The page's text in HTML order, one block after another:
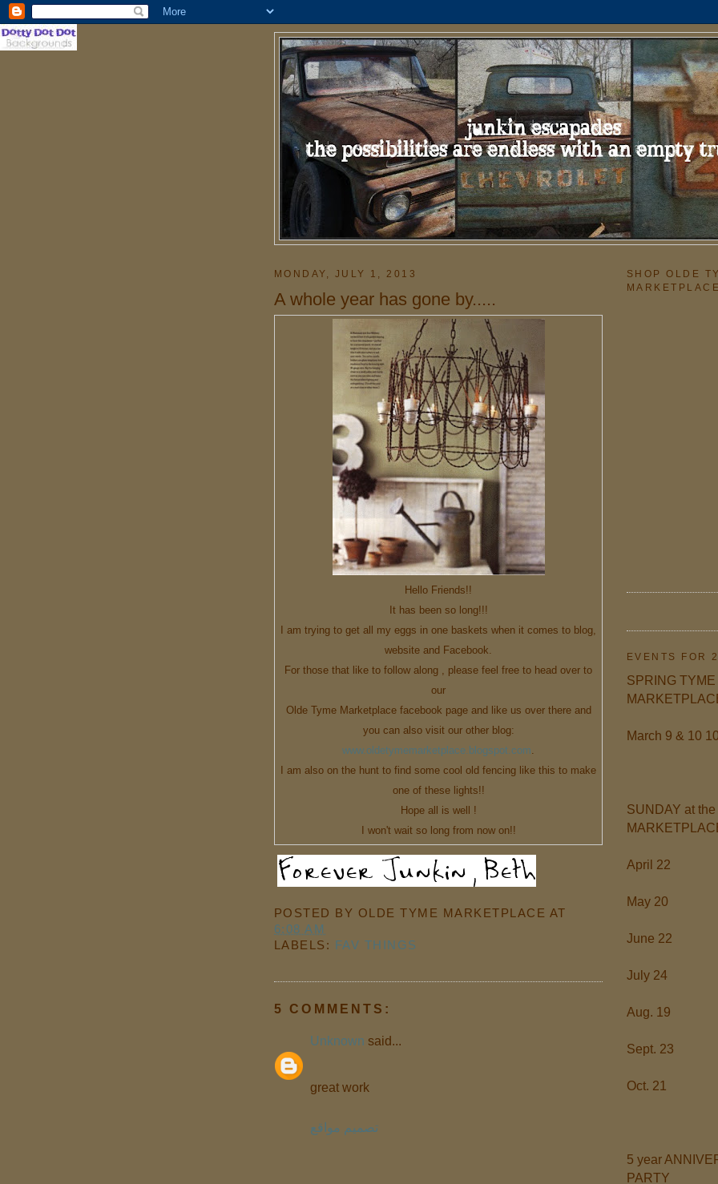
MONDAY, JULY 1, 2013
A whole year has gone by.....
Hello Friends!!
It has been so long!!!
I am trying to get all my eggs in one baskets when it comes to blog,
website and Facebook.
For those that like to follow along , please feel free to head over to
our
Olde Tyme Marketplace facebook page and like us over there and
you can also visit our other blog:
www.oldetymemarketplace.blogspot.com.
I am also on the hunt to find some cool old fencing like this to make
one of these lights!!
Hope all is well !
I won't wait so long from now on!!
POSTED BY OLDE TYME MARKETPLACE AT
6:08 AM
LABELS: FAV THINGS
5 COMMENTS:
Unknown said...
great work
تصميم مواقع
SHOP OLDE
MARKETPLACE
EVENTS FOR
SPRING TYME
March 9 & 10
SUNDAY at the
April 22
May 20
June 22
July 24
Aug. 19
Sept. 23
Oct. 21
5 year
PARTY